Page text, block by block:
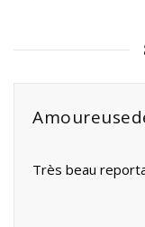
Très beau